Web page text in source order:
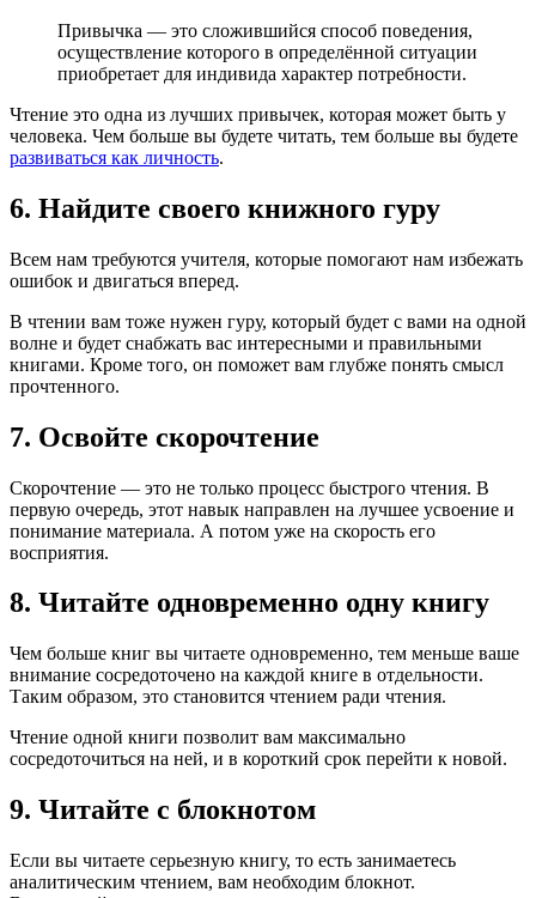
Привычка — это сложившийся способ поведения,
осуществление которого в определённой ситуации
приобретает для индивида характер потребности.
Чтение это одна из лучших привычек, которая может быть у
человека. Чем больше вы будете читать, тем больше вы будете
развиваться как личность.
6. Найдите своего книжного гуру
Всем нам требуются учителя, которые помогают нам избежать
ошибок и двигаться вперед.
В чтении вам тоже нужен гуру, который будет с вами на одной
волне и будет снабжать вас интересными и правильными
книгами. Кроме того, он поможет вам глубже понять смысл
прочтенного.
7. Освойте скорочтение
Скорочтение — это не только процесс быстрого чтения. В
первую очередь, этот навык направлен на лучшее усвоение и
понимание материала. А потом уже на скорость его
восприятия.
8. Читайте одновременно одну книгу
Чем больше книг вы читаете одновременно, тем меньше ваше
внимание сосредоточено на каждой книге в отдельности.
Таким образом, это становится чтением ради чтения.
Чтение одной книги позволит вам максимально
сосредоточиться на ней, и в короткий срок перейти к новой.
9. Читайте с блокнотом
Если вы читаете серьезную книгу, то есть занимаетесь
аналитическим чтением, вам необходим блокнот.